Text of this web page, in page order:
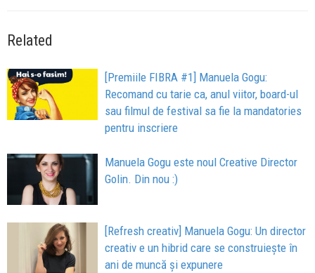
Related
[Premiile FIBRA #1] Manuela Gogu:
Recomand cu tarie ca, anul viitor, board-ul
sau filmul de festival sa fie la mandatories
pentru inscriere
Manuela Gogu este noul Creative Director
Golin. Din nou :)
[Refresh creativ] Manuela Gogu: Un director
creativ e un hibrid care se construiește în
ani de muncă și expunere